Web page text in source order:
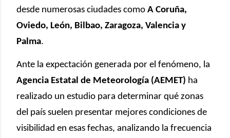
desde numerosas ciudades como A Coruña,
Oviedo, León, Bilbao, Zaragoza, Valencia y
Palma.
Ante la expectación generada por el fenómeno, la
Agencia Estatal de Meteorología (AEMET) ha
realizado un estudio para determinar qué zonas
del país suelen presentar mejores condiciones de
visibilidad en esas fechas, analizando la frecuencia